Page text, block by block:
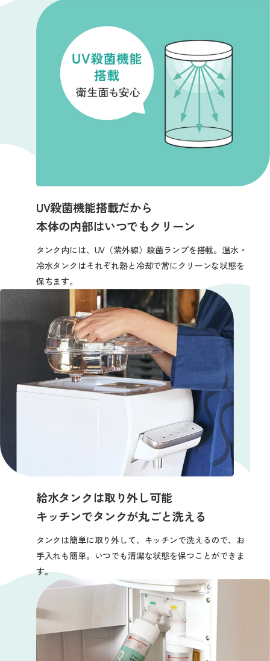
UV殺菌機能搭載だから
本体の内部はいつでもクリーン
タンク内には、UV（紫外線）殺菌ランプを搭載。 温水・
冷水タンクはそれぞれ熱と冷却で常にクリーンな状態を
保ちます。
給水タンクは取り外し可能
キッチンでタンクが丸ごと洗える
タンクは簡単に取り外して、キッチンで洗えるので、 お
手入れも簡単。 いつでも清潔な状態を保つことができま
す。